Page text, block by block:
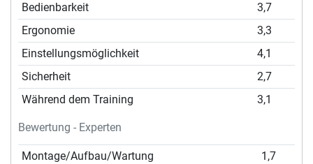
Bedienbarkeit
3,7
Ergonomie
3,3
Einstellungsmöglichkeit
4,1
Sicherheit
2,7
Während dem Training
3,1
Bewertung - Experten
Montage/Aufbau/Wartung
1,7